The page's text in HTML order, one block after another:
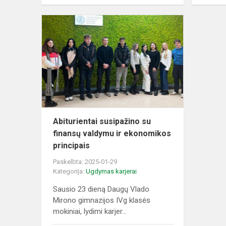
Abiturientai
susipažino
su
finansų
valdymu
ir
ekonomikos
Abiturientai susipažino su
finansų valdymu ir ekonomikos
principais
Paskelbta: 2025-01-29
Kategorija: Ugdymas karjerai
Sausio 23 dieną Daugų Vlado
Mirono gimnazijos IVg klasės
mokiniai, lydimi karjer...